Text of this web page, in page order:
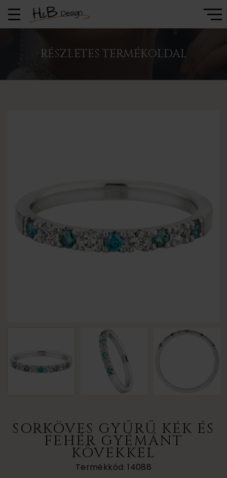
RÉSZLETES TERMÉKOLDAL
SORKÖVES GYŰRŰ KÉK ÉS
FEHÉR GYÉMÁNT
KÖVEKKEL
Termékkód: 14088